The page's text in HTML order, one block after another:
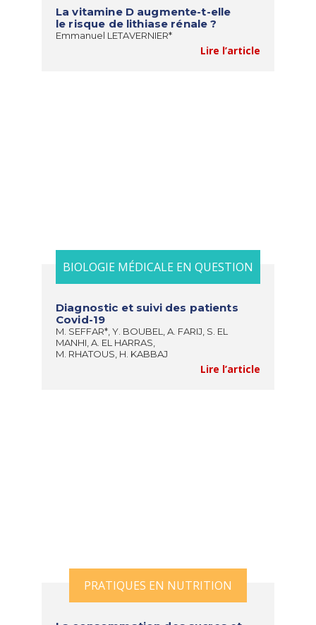
La vitamine D augmente-t-elle
le risque de lithiase rénale ?
Emmanuel LETAVERNIER*
Lire l’article
BIOLOGIE MÉDICALE EN QUESTION
Diagnostic et suivi des patients
Covid-19
M. SEFFAR*, Y. BOUBEL, A. FARIJ, S. EL
MANHI, A. EL HARRAS,
M. RHATOUS, H. KABBAJ
Lire l’article
PRATIQUES EN NUTRITION